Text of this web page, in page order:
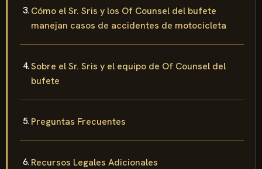
Cómo el Sr. Sris y los Of Counsel del bufete
manejan casos de accidentes de motocicleta
Sobre el Sr. Sris y el equipo de Of Counsel del
bufete
Preguntas Frecuentes
Recursos Legales Adicionales